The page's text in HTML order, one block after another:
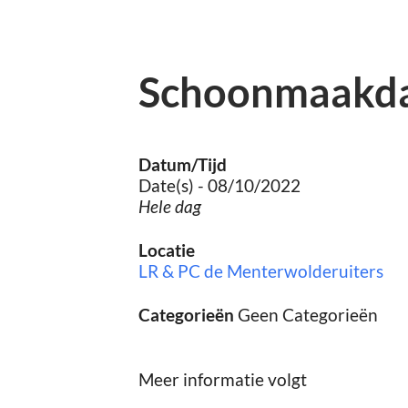
Datum/Tijd
Date(s) - 08/10/2022
Hele dag
Locatie
LR & PC de Menterwolderuiters
Categorieën Geen Categorieën
Meer informatie volgt